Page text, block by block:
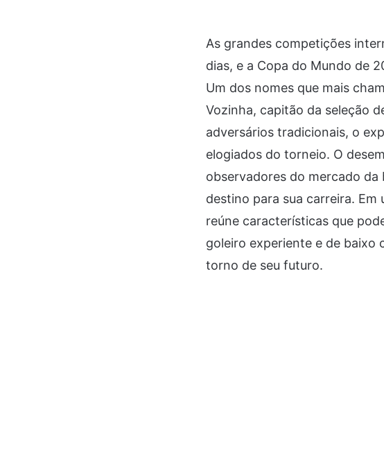
As grandes competições
dias, e a Copa do Mundo de
Um dos nomes que mais
Vozinha, capitão da seleção
adversários tradicionais, o
elogiados do torneio. O
observadores do mercado da
destino para sua carreira.
reúne características que
goleiro experiente e de baixo
torno de seu futuro.